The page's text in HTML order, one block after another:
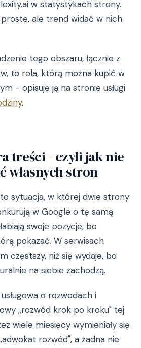
w statystykach strony.
ale trend widać w nich
tego obszaru, łącznie z
to rola, którą można kupić w
- opisuję ją na stronie usługi
.
treści - czyli jak nie
własnych stron
sytuacja, w której dwie strony
w Google o tę samą
swoje pozycje, bo
pokazać. W serwisach
częstszy, niż się wydaje, bo
na siebie zachodzą.
o rozwodach i
„rozwód krok po kroku" tej
wiele miesięcy wymieniały się
rozwód", a żadna nie